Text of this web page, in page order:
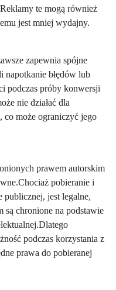
te mogą również
jest mniej wydajny.
zapewnia spójne
błędów lub
podczas próby konwersji
nie działać dla
co może ograniczyć jego
prawem autorskim
pobieranie i
jest legalne,
są chronione na podstawie
podczas korzystania z
prawa do pobieranej